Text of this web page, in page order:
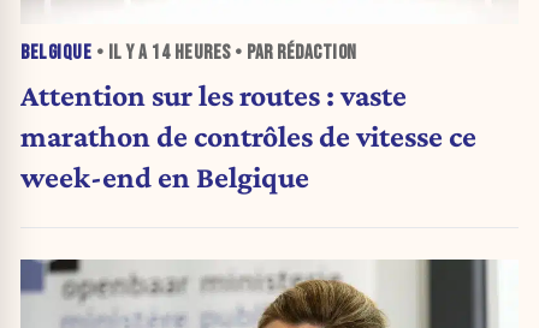
BELGIQUE • IL Y A 14 HEURES• PAR RÉDACTION
Attention sur les routes : vaste
marathon de contrôles de vitesse ce
week-end en Belgique